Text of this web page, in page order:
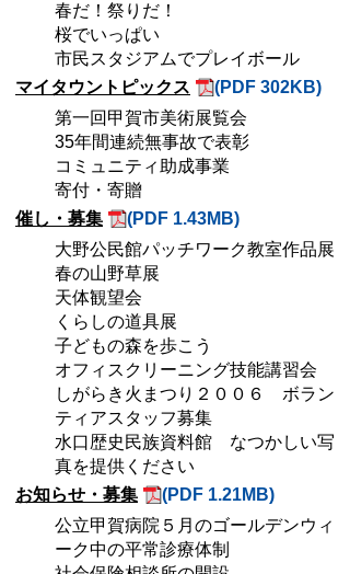
春だ！祭りだ！
桜でいっぱい
市民スタジアムでプレイボール
マイタウントピックス
(PDF 302KB)
第一回甲賀市美術展覧会
35年間連続無事故で表彰
コミュニティ助成事業
寄付・寄贈
催し・募集
(PDF 1.43MB)
大野公民館パッチワーク教室作品展
春の山野草展
天体観望会
くらしの道具展
子どもの森を歩こう
オフィスクリーニング技能講習会
しがらき火まつり２００６ ボラン
ティアスタッフ募集
水口歴史民族資料館 なつかしい写
真を提供ください
お知らせ・募集
(PDF 1.21MB)
公立甲賀病院５月のゴールデンウィ
ーク中の平常診療体制